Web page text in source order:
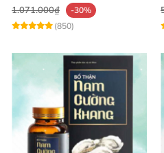
1.071.000₫
-30%
(850)